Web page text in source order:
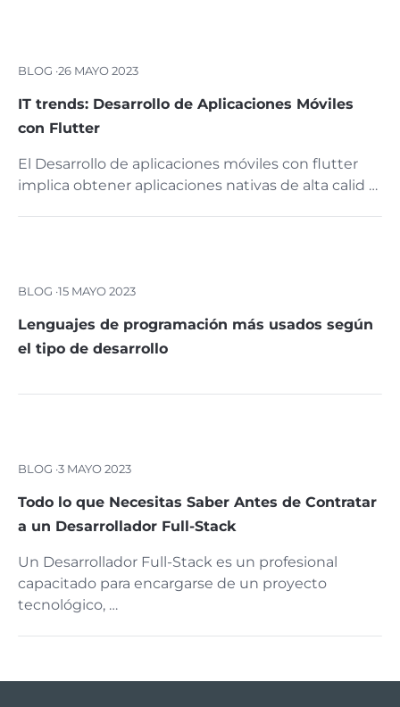
BLOG ·26 MAYO 2023
IT trends: Desarrollo de Aplicaciones Móviles
con Flutter
El Desarrollo de aplicaciones móviles con flutter
implica obtener aplicaciones nativas de alta calid …
BLOG ·15 MAYO 2023
Lenguajes de programación más usados según
el tipo de desarrollo
BLOG ·3 MAYO 2023
Todo lo que Necesitas Saber Antes de Contratar
a un Desarrollador Full-Stack
Un Desarrollador Full-Stack es un profesional
capacitado para encargarse de un proyecto
tecnológico, …